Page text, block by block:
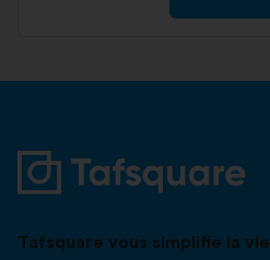
Tafsquare vous simplifie la vie